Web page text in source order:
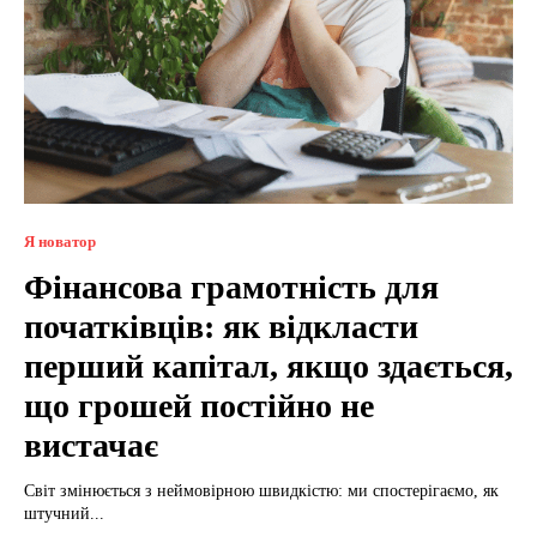
Я новатор
Фінансова грамотність для
початківців: як відкласти
перший капітал, якщо здається,
що грошей постійно не
вистачає
Світ змінюється з неймовірною швидкістю: ми спостерігаємо, як
штучний...